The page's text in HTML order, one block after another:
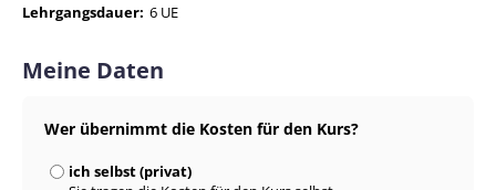
Lehrgangsdauer: 6 UE
Meine Daten
Wer übernimmt die Kosten für den Kurs?
ich selbst (privat)